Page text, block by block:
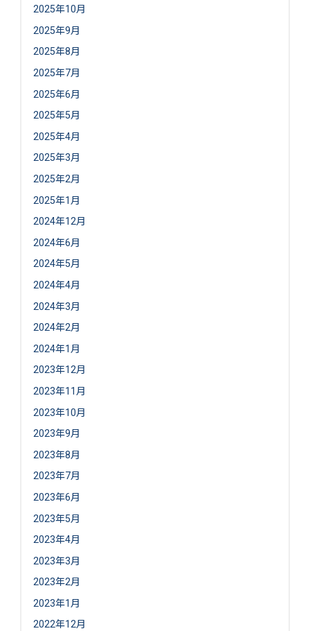
2025年10月
2025年9月
2025年8月
2025年7月
2025年6月
2025年5月
2025年4月
2025年3月
2025年2月
2025年1月
2024年12月
2024年6月
2024年5月
2024年4月
2024年3月
2024年2月
2024年1月
2023年12月
2023年11月
2023年10月
2023年9月
2023年8月
2023年7月
2023年6月
2023年5月
2023年4月
2023年3月
2023年2月
2023年1月
2022年12月